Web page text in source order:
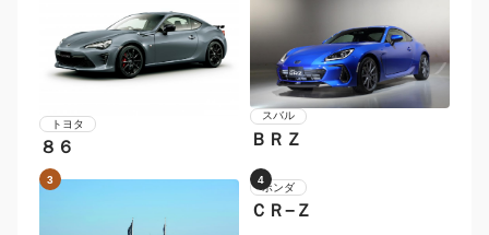
トヨタ
８６
スバル
ＢＲＺ
3 4